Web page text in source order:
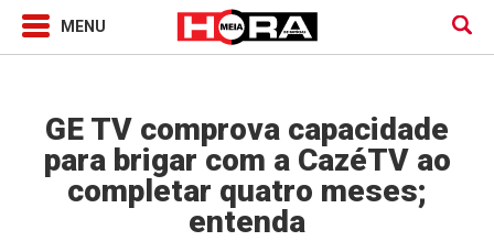
GE TV comprova capacidade
para brigar com a CazéTV ao
completar quatro meses;
entenda